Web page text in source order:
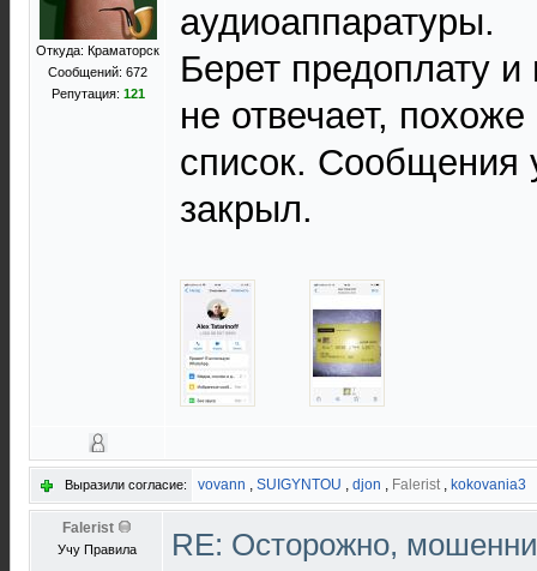
Откуда: Краматорск
Сообщений: 672
Репутация: 121
аудиоаппаратуры.
Берет предоплату
не отвечает,
список. Сообщения
закрыл.
Выразили согласие: vovann , SUIGYNTOU , djon , Falerist, kokovania3
Falerist
Учу Правила RE: Осторожно,